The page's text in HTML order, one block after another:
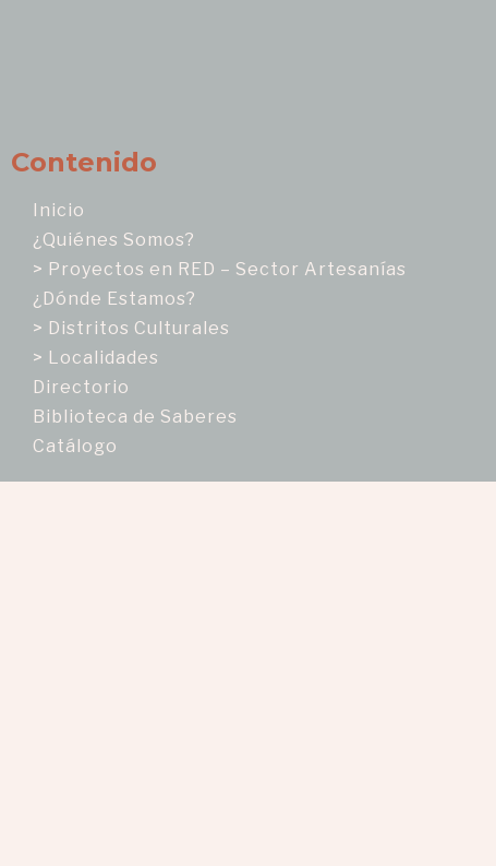
Contenido
Inicio
¿Quiénes Somos?
> Proyectos en RED – Sector Artesanías
¿Dónde Estamos?
> Distritos Culturales
> Localidades
Directorio
Biblioteca de Saberes
Catálogo